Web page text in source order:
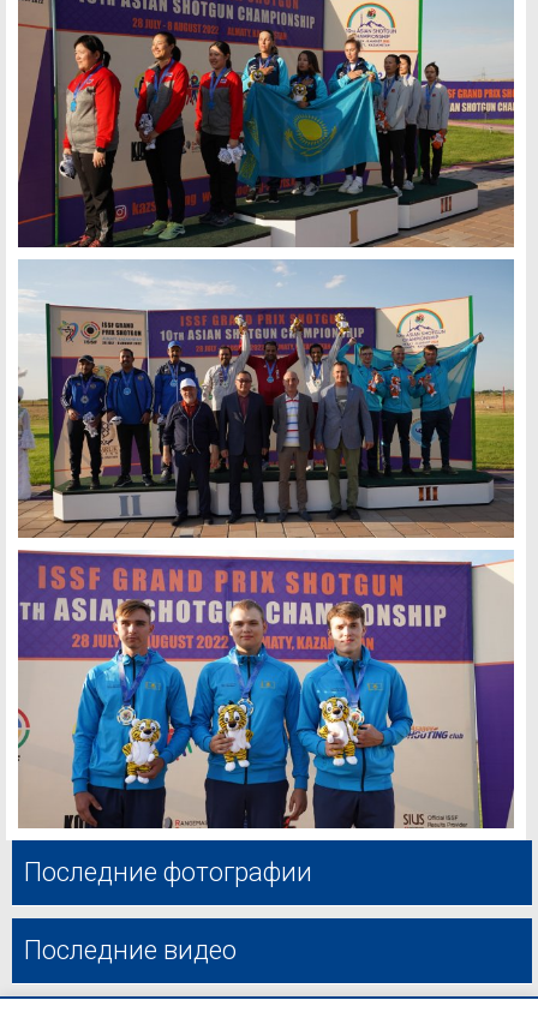
Последние фотографии
Последние видео